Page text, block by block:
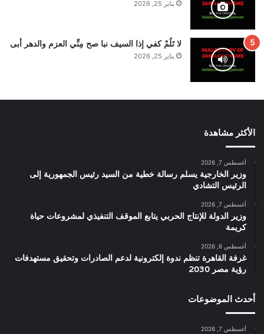
يناير 25, 2026
لا تَلُمْ كفي إذا السيف نبا صح مِنِّي العزم والدهر أبى
يناير 25, 2026
الأكثر مشاهدة
أغسطس 7, 2026
وزير الخارجية يسلم رسالة خطية من السيد رئيس الجمهورية إلى
الرئيس التشادي
أغسطس 7, 2026
وزير الدولة للإنتاج الحربي يتابع الموقف التنفيذي لمشروعات حياة
كريمة
أغسطس 6, 2026
غرفة القاهرة تنظم ندوة إلكترونية لدعم الصادرات وتحقيق مستهدفات
رؤية مصر 2030
أحدث الموضوعات
أغسطس 7, 2026